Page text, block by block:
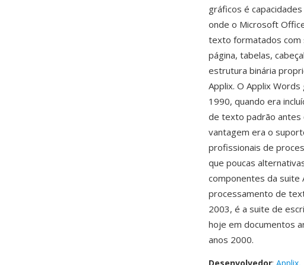
gráficos é
onde o Microsoft
texto formatados com
página, tabelas,
estrutura binária
Applix. O Applix
1990, quando era
de texto padrão antes
vantagem era o
profissionais de
que poucas
componentes da suite
processamento de
2003, é a suite de
hoje em documentos
anos 2000.